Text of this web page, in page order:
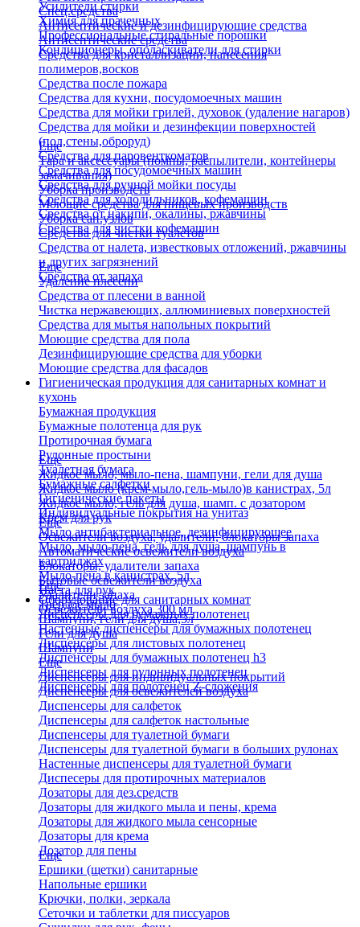
Усилители стирки
Химия для прачечных
Профессиональные стиральные порошки
Кондиционеры, ополаскиватели для стирки
Спец.средства
Антисептические и дезинфицирующие средства
Антисептические средства
Средства для кристаллизации, нанесения
полимеров,восков
Средства после пожара
Средства для кухни, посудомоечных машин
Средства для мойки грилей, духовок (удаление нагаров)
Средства для мойки и дезинфекции поверхностей
(пол,стены,оброруд)
Средства для паровенткоматов
Средства для посудомоечных машин
Средства для ручной мойки посуды
Средства для холодильников, кофемашин
Средства от накипи, окалины, ржавчины
Средства для чистки кофемашин
Еще
Тара и аксессуары (помпы, распылители, контейнеры
замачивания)
Уборка производств
Моющие средства для пищевых производств
Уборка сан.узлов
Средства для чистки туалетов
Средства от налета, известковых отложений, ржавчины
и других загрязнений
Средства от запаха
Еще
Удаление плесени
Средства от плесени в ванной
Чистка нержавеющих, аллюминиевых поверхностей
Средства для мытья напольных покрытий
Моющие средства для пола
Дезинфицирующие средства для уборки
Моющие средства для фасадов
Гигиеническая продукция для санитарных комнат и
кухонь
Бумажная продукция
Бумажные полотенца для рук
Протирочная бумага
Рулонные простыни
Туалетная бумага
Бумажные салфетки
Гигиенические пакеты
Индивидуальные покрытия на унитаз
Еще
Жидкое мыло, мыло-пена, шампуни, гели для душа
Жидкое мыло (крем-мыло,гель-мыло)в канистрах, 5л
Жидкое мыло, гель для душа, шамп. с дозатором
Крем для рук
Мыло антибактериальное, дезинфицирующее
Мыло, мыло-пена, гель для душа, шампунь в
картриджах
Мыло-пена в канистрах, 5л
Паста для рук
Твердое мыло
Шампуни, гели для душа,5л
Гели для душа
Шампуни
Еще
Освежители воздуха, удалители, блокаторы запаха
Автоматические освежители воздуха
Блокаторы, удалители запаха
Бытовые освежители воздуха
Удалители запаха
Освежители воздуха 300 мл
Еще
Оборудование для санитарных комнат
Диспенсеры для бумажных полотенец
Настенные диспенсеры для бумажных полотенец
Диспенсеры для листовых полотенец
Диспенсеры для бумажных полотенец h3
Диспенсеры для рулонных полотенец
Диспенсеры для полотенец Z-сложения
Еще
Диспенсеры для индивидуальных покрытий
Диспенсеры для освежителей воздуха
Диспенсеры для салфеток
Диспенсеры для салфеток настольные
Диспенсеры для туалетной бумаги
Диспенсеры для туалетной бумаги в больших рулонах
Настенные диспенсеры для туалетной бумаги
Диспесеры для протирочных материалов
Дозаторы для дез.средств
Дозаторы для жидкого мыла и пены, крема
Дозаторы для жидкого мыла сенсорные
Дозаторы для крема
Дозатор для пены
Еще
Ершики (щетки) санитарные
Напольные ершики
Крючки, полки, зеркала
Сеточки и таблетки для писсуаров